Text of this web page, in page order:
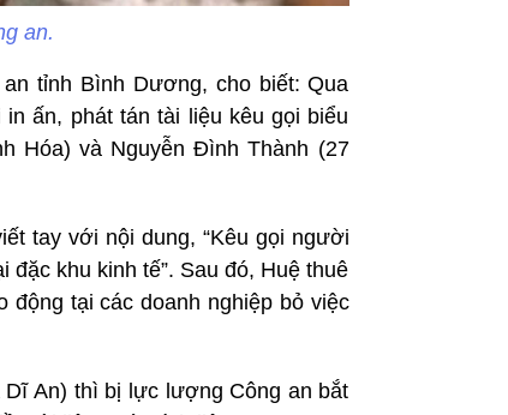
an.
tỉnh Bình Dương, cho biết: Qua
ấn, phát tán tài liệu kêu gọi biểu
Hóa) và Nguyễn Đình Thành (27
tay với nội dung, “Kêu gọi người
đặc khu kinh tế”. Sau đó, Huệ thuê
động tại các doanh nghiệp bỏ việc
An) thì bị lực lượng Công an bắt